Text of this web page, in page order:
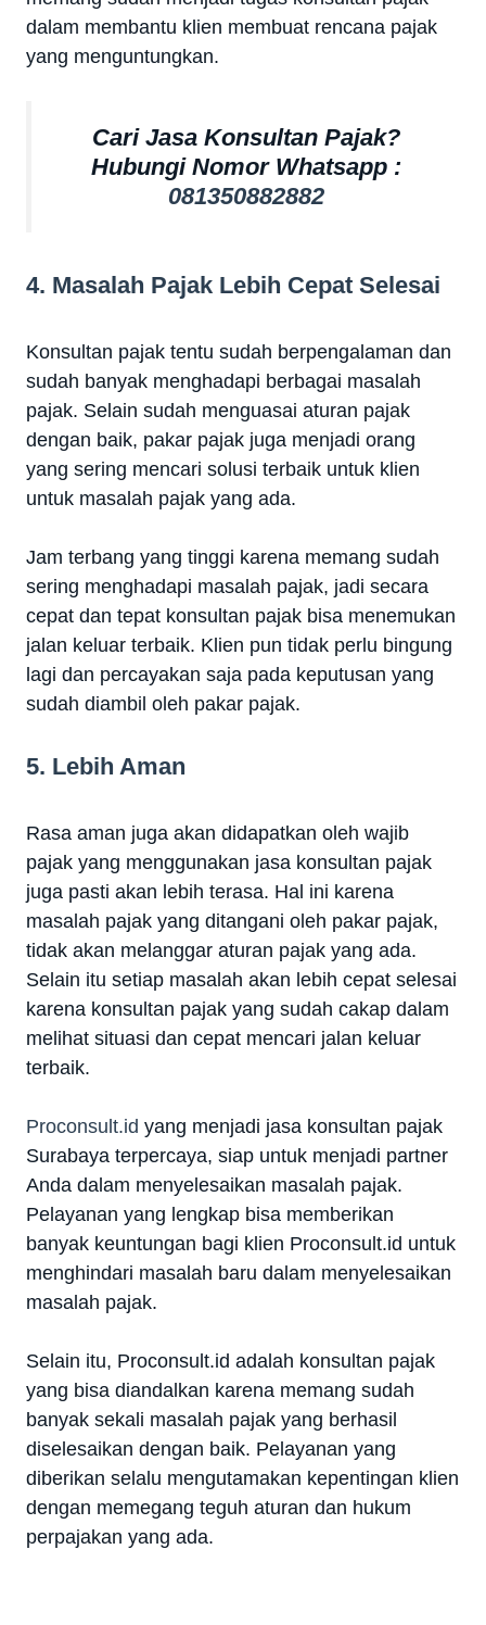
dalam membantu klien membuat rencana pajak
yang menguntungkan.
Cari Jasa Konsultan Pajak?
Hubungi Nomor Whatsapp :
081350882882
4. Masalah Pajak Lebih Cepat Selesai
Konsultan pajak tentu sudah berpengalaman dan
sudah banyak menghadapi berbagai masalah
pajak. Selain sudah menguasai aturan pajak
dengan baik, pakar pajak juga menjadi orang
yang sering mencari solusi terbaik untuk klien
untuk masalah pajak yang ada.
Jam terbang yang tinggi karena memang sudah
sering menghadapi masalah pajak, jadi secara
cepat dan tepat konsultan pajak bisa menemukan
jalan keluar terbaik. Klien pun tidak perlu bingung
lagi dan percayakan saja pada keputusan yang
sudah diambil oleh pakar pajak.
5. Lebih Aman
Rasa aman juga akan didapatkan oleh wajib
pajak yang menggunakan jasa konsultan pajak
juga pasti akan lebih terasa. Hal ini karena
masalah pajak yang ditangani oleh pakar pajak,
tidak akan melanggar aturan pajak yang ada.
Selain itu setiap masalah akan lebih cepat selesai
karena konsultan pajak yang sudah cakap dalam
melihat situasi dan cepat mencari jalan keluar
terbaik.
Proconsult.id yang menjadi jasa konsultan pajak
Surabaya terpercaya, siap untuk menjadi partner
Anda dalam menyelesaikan masalah pajak.
Pelayanan yang lengkap bisa memberikan
banyak keuntungan bagi klien Proconsult.id untuk
menghindari masalah baru dalam menyelesaikan
masalah pajak.
Selain itu, Proconsult.id adalah konsultan pajak
yang bisa diandalkan karena memang sudah
banyak sekali masalah pajak yang berhasil
diselesaikan dengan baik. Pelayanan yang
diberikan selalu mengutamakan kepentingan klien
dengan memegang teguh aturan dan hukum
perpajakan yang ada.